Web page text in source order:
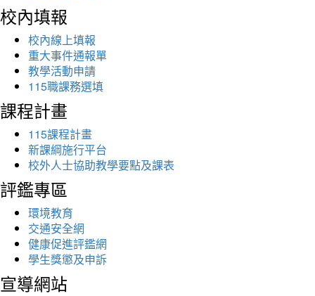
校內填報
校內線上填報
重大事件通報單
教學活動申請
115職課務選填
課程計畫
115課程計畫
新課綱施行平台
校外人士協助教學要點及課表
評鑑專區
環境教育
交通安全網
健康促進評鑑網
學生獎懲及申訴
宣導網站